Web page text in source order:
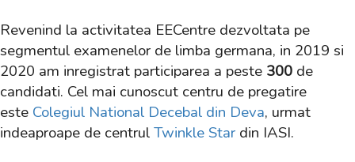
Revenind la activitatea EECentre dezvoltata pe
segmentul examenelor de limba germana, in 2019 si
2020 am inregistrat participarea a peste 300 de
candidati. Cel mai cunoscut centru de pregatire
este Colegiul National Decebal din Deva, urmat
indeaproape de centrulTwinkle Star din IASI.